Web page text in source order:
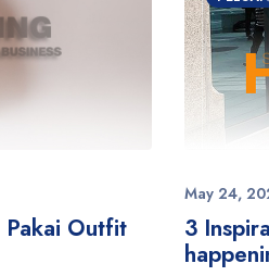
Outfit
May 24,
3